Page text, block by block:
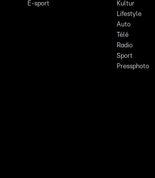
E-sport
Kultur
Lifestyle
Auto
Télé
Radio
Sport
Pressphoto